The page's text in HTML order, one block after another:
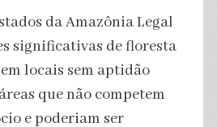
da Amazônia Legal
significativas de floresta
locais sem aptidão
que não competem
e poderiam ser